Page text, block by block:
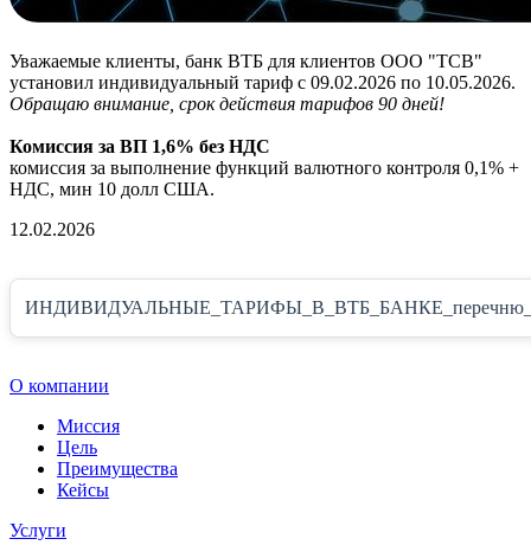
Уважаемые клиенты, банк ВТБ для клиентов ООО "ТСВ"
установил индивидуальный тариф с 09.02.2026 по 10.05.2026.
Обращаю внимание, срок действия тарифов 90 дней!
Комиссия за ВП 1,6% без НДС
комиссия за выполнение функций валютного контроля 0,1% +
НДС, мин 10 долл США.
12.02.2026
О компании
Миссия
Цель
Преимущества
Кейсы
Услуги